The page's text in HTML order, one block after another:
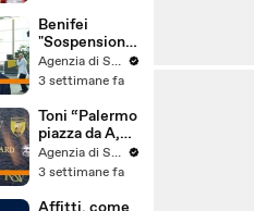
Benifei
"Sospensione
accordo Ue-
Israele
commerciale,
voto a
maggioranza"
Agenzia di Stampa ITALPRESS
3 settimane fa
Toni “Palermo
piazza da A,
può essere
l'anno buono”
Agenzia di Stampa ITALPRESS
3 settimane fa